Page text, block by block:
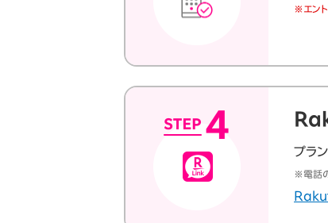
※エン
プラ
※電話